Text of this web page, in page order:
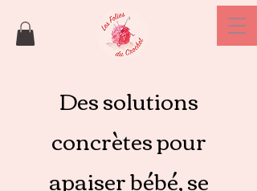
Des solutions
concrètes pour
apaiser bébé, se